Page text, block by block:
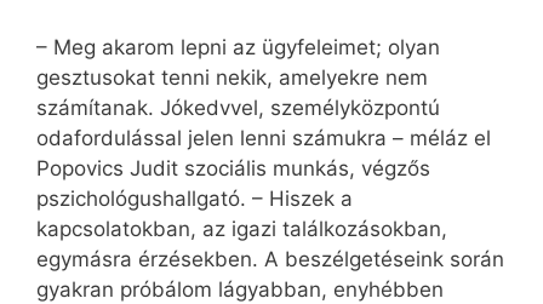
– Meg akarom lepni az ügyfeleimet; olyan
gesztusokat tenni nekik, amelyekre nem
számítanak. Jókedvvel, személyközpontú
odafordulással jelen lenni számukra – méláz el
Popovics Judit szociális munkás, végzős
pszichológushallgató. – Hiszek a
kapcsolatokban, az igazi találkozásokban,
egymásra érzésekben. A beszélgetéseink során
gyakran próbálom lágyabban, enyhébben